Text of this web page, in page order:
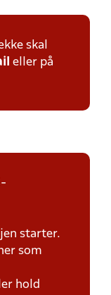
skal
eller på
starter.
som
hold